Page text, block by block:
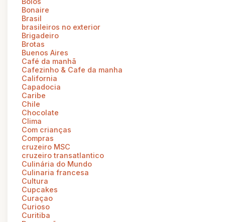
Bonaire
Brasil
brasileiros no exterior
Brigadeiro
Brotas
Buenos Aires
Café da manhã
Cafezinho & Cafe da manha
California
Capadocia
Caribe
Chile
Chocolate
Clima
Com crianças
Compras
cruzeiro MSC
cruzeiro transatlantico
Culinária do Mundo
Culinaria francesa
Cultura
Cupcakes
Curaçao
Curioso
Curitiba